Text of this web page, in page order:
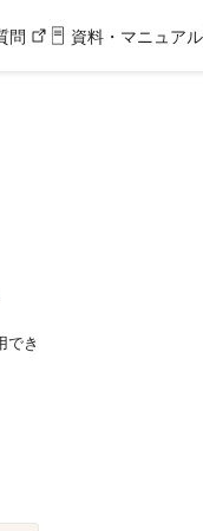
問 資料・マニュアル
でき